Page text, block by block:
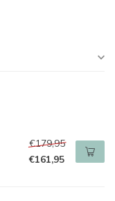
€179,95
€161,95